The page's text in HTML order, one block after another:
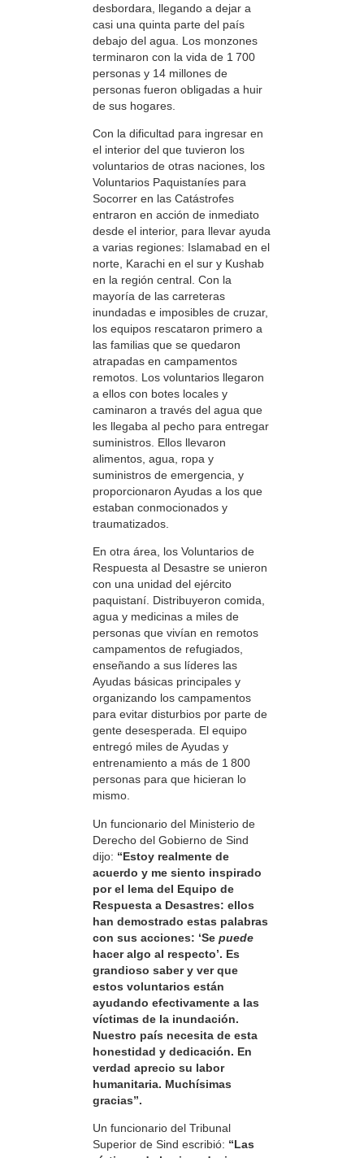
desbordara, llegando a dejar a
casi una quinta parte del país
debajo del agua. Los monzones
terminaron con la vida de 1 700
personas y 14 millones de
personas fueron obligadas a huir
de sus hogares.
Con la dificultad para ingresar en
el interior del que tuvieron los
voluntarios de otras naciones, los
Voluntarios Paquistaníes para
Socorrer en las Catástrofes
entraron en acción de inmediato
desde el interior, para llevar ayuda
a varias regiones: Islamabad en el
norte, Karachi en el sur y Kushab
en la región central. Con la
mayoría de las carreteras
inundadas e imposibles de cruzar,
los equipos rescataron primero a
las familias que se quedaron
atrapadas en campamentos
remotos. Los voluntarios llegaron
a ellos con botes locales y
caminaron a través del agua que
les llegaba al pecho para entregar
suministros. Ellos llevaron
alimentos, agua, ropa y
suministros de emergencia, y
proporcionaron Ayudas a los que
estaban conmocionados y
traumatizados.
En otra área, los Voluntarios de
Respuesta al Desastre se unieron
con una unidad del ejército
paquistaní. Distribuyeron comida,
agua y medicinas a miles de
personas que vivían en remotos
campamentos de refugiados,
enseñando a sus líderes las
Ayudas básicas principales y
organizando los campamentos
para evitar disturbios por parte de
gente desesperada. El equipo
entregó miles de Ayudas y
entrenamiento a más de 1 800
personas para que hicieran lo
mismo.
Un funcionario del Ministerio de
Derecho del Gobierno de Sind
dijo: “Estoy realmente de
acuerdo y me siento inspirado
por el lema del Equipo de
Respuesta a Desastres: ellos
han demostrado estas palabras
con sus acciones: ‘Se puede
hacer algo al respecto’. Es
grandioso saber y ver que
estos voluntarios están
ayudando efectivamente a las
víctimas de la inundación.
Nuestro país necesita de esta
honestidad y dedicación. En
verdad aprecio su labor
humanitaria. Muchísimas
gracias”.
Un funcionario del Tribunal
Superior de Sind escribió: “Las